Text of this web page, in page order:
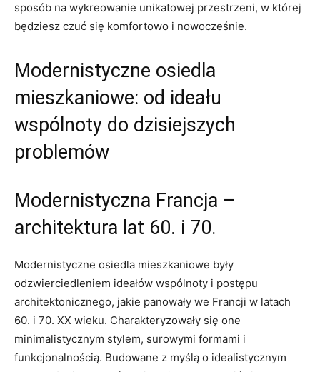
sposób na wykreowanie unikatowej ⁤przestrzeni, w której
będziesz czuć się⁢ komfortowo i nowocześnie.
Modernistyczne osiedla
mieszkaniowe: od ideału
wspólnoty do ​dzisiejszych
problemów
Modernistyczna Francja –
architektura lat 60. i 70.
Modernistyczne osiedla mieszkaniowe były
odzwierciedleniem ideałów wspólnoty i postępu
architektonicznego,⁣ jakie‌ panowały we Francji w latach
60. i 70. XX wieku. Charakteryzowały się one
minimalistycznym ‍stylem, surowymi formami i
funkcjonalnością. Budowane ⁣z myślą o idealistycznym ​